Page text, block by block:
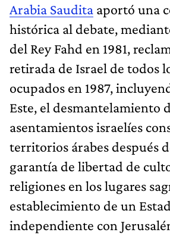
Arabia Saudita aportó una
histórica al debate,
del Rey Fahd en 1981,
retirada de Israel de todos
ocupados en 1987,
Este, el desmantelamiento
asentamientos israelíes
territorios árabes después
garantía de libertad de
religiones en los lugares
establecimiento de un
independiente con